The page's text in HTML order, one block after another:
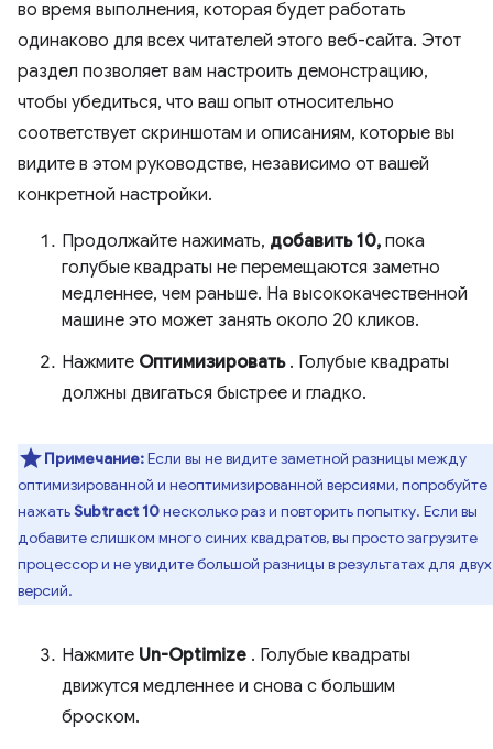
во время выполнения, которая будет работать
одинаково для всех читателей этого веб-сайта. Этот
раздел позволяет вам настроить демонстрацию,
чтобы убедиться, что ваш опыт относительно
соответствует скриншотам и описаниям, которые вы
видите в этом руководстве, независимо от вашей
конкретной настройки.
Продолжайте нажимать, добавить 10, пока
голубые квадраты не перемещаются заметно
медленнее, чем раньше. На высококачественной
машине это может занять около 20 кликов.
Нажмите Оптимизировать. Голубые квадраты
должны двигаться быстрее и гладко.
Примечание:Если вы не видите заметной разницы между
оптимизированной и неоптимизированной версиями, попробуйте
нажатьSubtract 10несколько раз и повторить попытку. Если вы
добавите слишком много синих квадратов, вы просто загрузите
процессор и не увидите большой разницы в результатах для двух
версий.
Нажмите Un-Optimize . Голубые квадраты
движутся медленнее и снова с большим
броском.